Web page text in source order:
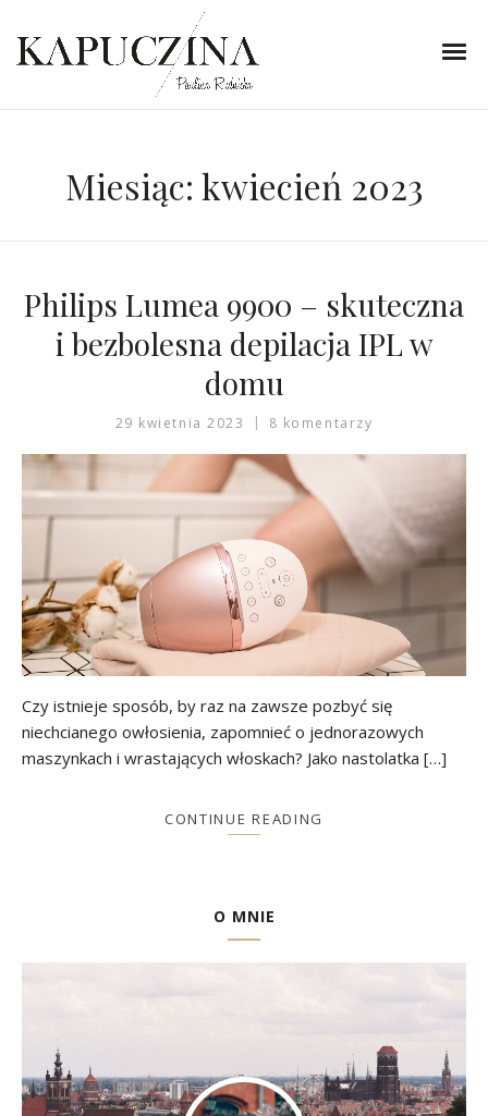
Miesiąc: kwiecień 2023
Philips Lumea 9900 – skuteczna
i bezbolesna depilacja IPL w
domu
29 kwietnia 2023 8 komentarzy
Czy istnieje sposób, by raz na zawsze pozbyć się
niechcianego owłosienia, zapomnieć o jednorazowych
maszynkach i wrastających włoskach? Jako nastolatka […]
CONTINUE READING
O MNIE